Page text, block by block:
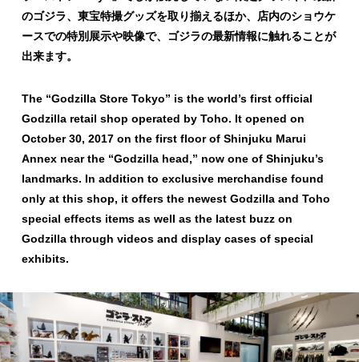
のゴジラ、東宝特撮グッズを取り揃えるほか、店内のショウケ
ースでの特別展示や映像で、ゴジラの最新情報に触れることが
出来ます。
The “Godzilla Store Tokyo” is the world’s first official
Godzilla retail shop operated by Toho. It opened on
October 30, 2017 on the first floor of Shinjuku Marui
Annex near the “Godzilla head,” now one of Shinjuku’s
landmarks. In addition to exclusive merchandise found
only at this shop, it offers the newest Godzilla and Toho
special effects items as well as the latest buzz on
Godzilla through videos and display cases of special
exhibits.